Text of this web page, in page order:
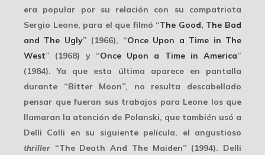
era popular por su relación con su compatriota
Sergio Leone, para el que filmó “The Good, The Bad
and The Ugly” (1966), “Once Upon a Time in The
West” (1968) y “Once Upon a Time in America”
(1984). Ya que esta última aparece en pantalla
durante “Bitter Moon”, no resulta descabellado
pensar que fueran sus trabajos para Leone los que
llamaran la atención de Polanski, que también usó a
Delli Colli en su siguiente película, el angustioso
thriller “The Death And The Maiden” (1994). Delli